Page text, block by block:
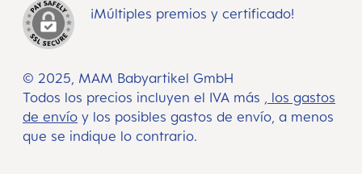
© 2025, MAM Babyartikel GmbH
Todos los precios incluyen el IVA más , los gastos
de envío y los posibles gastos de envío, a menos
que se indique lo contrario.
¡Múltiples premios y certificado!